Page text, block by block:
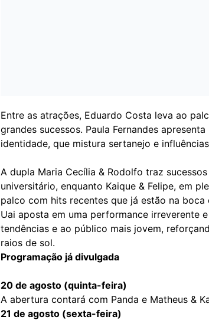
Entre as atrações, Eduardo Costa leva ao
grandes sucessos. Paula Fernandes
identidade, que mistura sertanejo e
A dupla Maria Cecília & Rodolfo traz
universitário, enquanto Kaique & Felipe, em
palco com hits recentes que já estão na
Uai aposta em uma performance irreverente
tendências e ao público mais jovem,
raios de sol.
Programação já divulgada
20 de agosto (quinta-feira)
A abertura contará com Panda e Matheus &
21 de agosto (sexta-feira)